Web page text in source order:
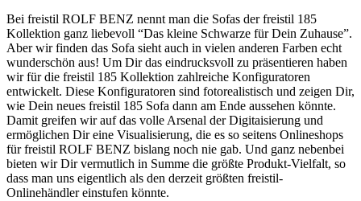
Bei freistil ROLF BENZ nennt man die Sofas der freistil 185
Kollektion ganz liebevoll “Das kleine Schwarze für Dein Zuhause”.
Aber wir finden das Sofa sieht auch in vielen anderen Farben echt
wunderschön aus! Um Dir das eindrucksvoll zu präsentieren haben
wir für die freistil 185 Kollektion zahlreiche Konfiguratoren
entwickelt. Diese Konfiguratoren sind fotorealistisch und zeigen Dir,
wie Dein neues freistil 185 Sofa dann am Ende aussehen könnte.
Damit greifen wir auf das volle Arsenal der Digitaisierung und
ermöglichen Dir eine Visualisierung, die es so seitens Onlineshops
für freistil ROLF BENZ bislang noch nie gab. Und ganz nebenbei
bieten wir Dir vermutlich in Summe die größte Produkt-Vielfalt, so
dass man uns eigentlich als den derzeit größten freistil-
Onlinehändler einstufen könnte.